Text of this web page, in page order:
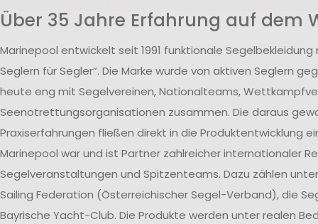
Über 35 Jahre Erfahrung auf dem
Marinepool entwickelt seit 1991 funktionale Segelbekleidung
Seglern für Segler“. Die Marke wurde von aktiven Seglern
heute eng mit Segelvereinen, Nationalteams,
Seenotrettungsorganisationen zusammen. Die daraus
Praxiserfahrungen fließen direkt in die Produktentwicklung
Marinepool war und ist Partner zahlreicher internationaler
Segelveranstaltungen und Spitzenteams. Dazu zählen
Sailing Federation (Österreichischer Segel-Verband), die
Bayrische Yacht-Club. Die Produkte werden unter realen